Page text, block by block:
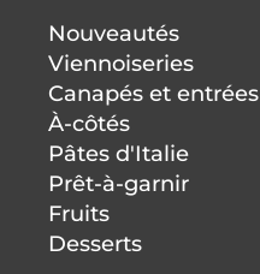
Nouveautés
Viennoiseries
Canapés et entrées
À-côtés
Pâtes d'Italie
Prêt-à-garnir
Fruits
Desserts